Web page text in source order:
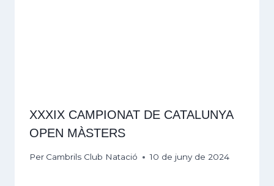
XXXIX CAMPIONAT DE CATALUNYA
OPEN MÀSTERS
Per Cambrils Club Natació 10 de juny de 2024